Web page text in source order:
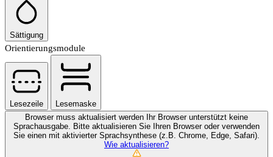
Sättigung
Orientierungsmodule
Lesezeile
Lesemaske
Browser muss aktualisiert werden
Ihr Browser unterstützt keine
Sprachausgabe. Bitte aktualisieren Sie Ihren Browser oder verwenden
Sie einen mit aktivierter Sprachsynthese (z.B. Chrome, Edge, Safari).
Wie aktualisieren?